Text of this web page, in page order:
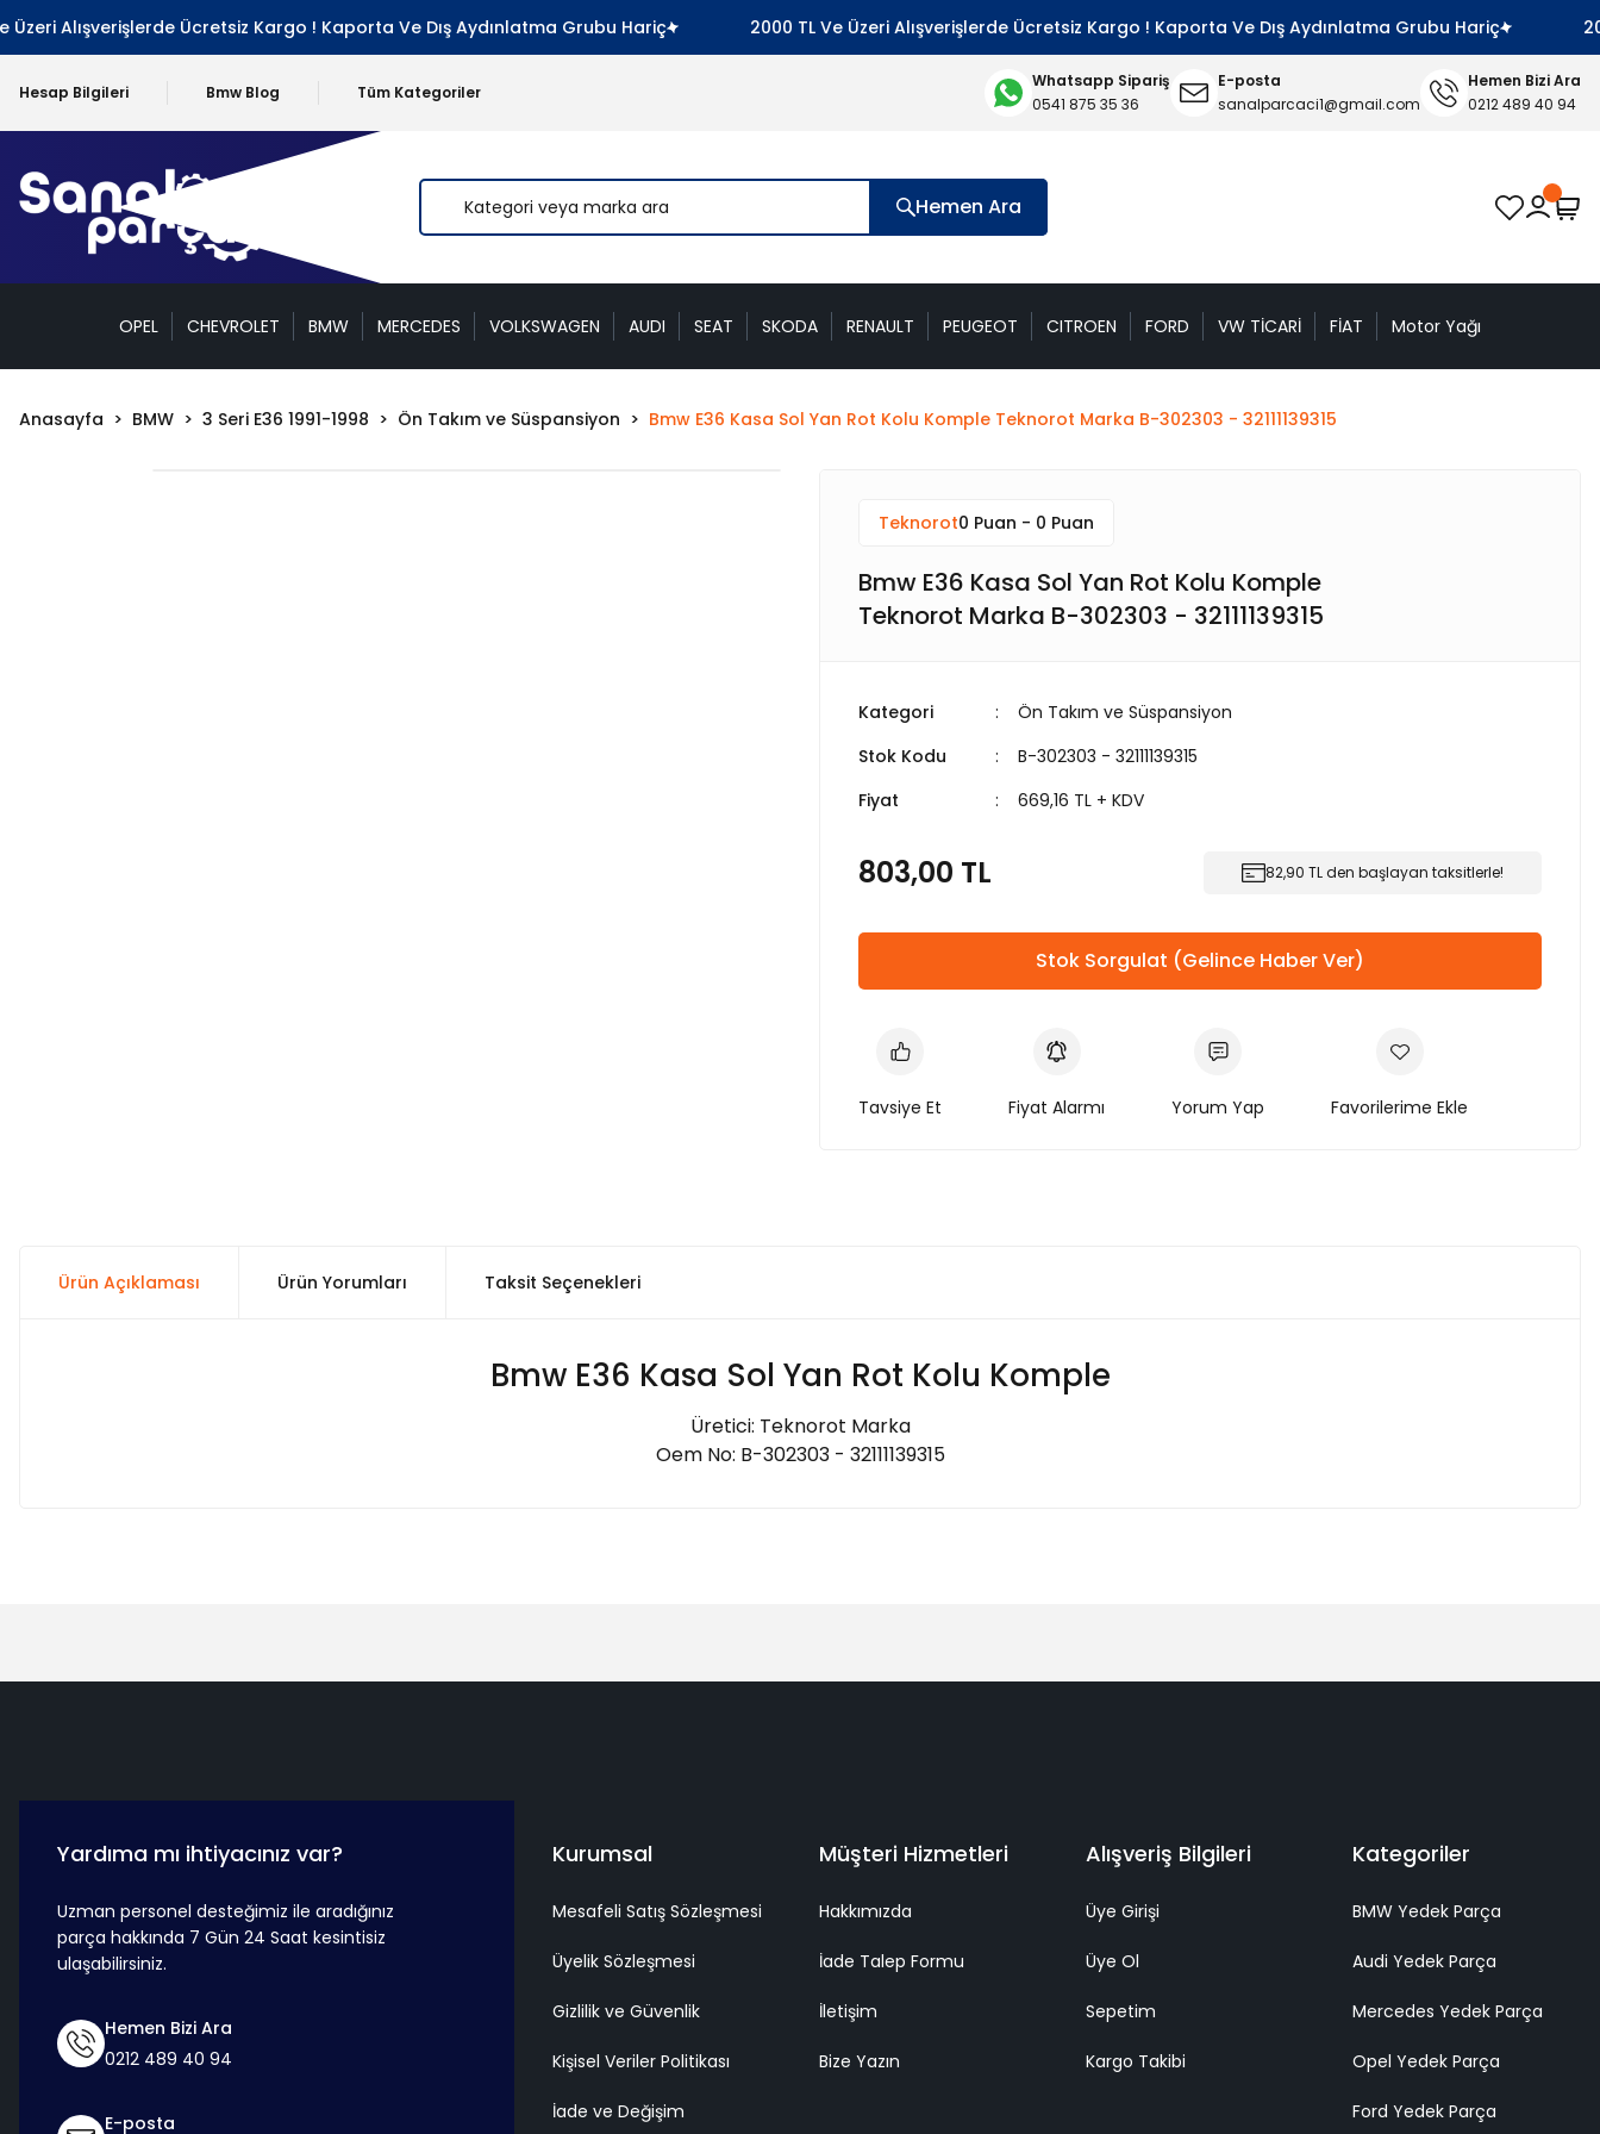
Alışverişlerde Ücretsiz Kargo ! Kaporta Ve Dış Aydınlatma Grubu Hariç 2000 TL Ve Üzeri Alışverişlerde Ücretsiz Kargo ! Kaporta Ve Dış Aydınlatma Grubu Hariç
Hesap Bilgileri Bmw Blog Tüm Kategoriler
Whatsapp Sipariş
0541 875 35 36
E-posta
sanalparcaci1@gmail.com
Hemen Bizi Ara
0212 489 40 94
Hemen Ara
OPEL CHEVROLET BMW MERCEDES VOLKSWAGEN AUDI SEAT SKODA RENAULT PEUGEOT CITROEN FORD VW TİCARİ FİAT Motor Yağı
Anasayfa BMW 3 Seri E36 1991-1998 Ön Takım ve Süspansiyon Bmw E36 Kasa Sol Yan Rot Kolu Komple Teknorot Marka B-302303 - 32111139315
Teknorot0 Puan - 0 Puan
Bmw E36 Kasa Sol Yan Rot Kolu Komple
Teknorot Marka B-302303 - 32111139315
Kategori
Ön Takım ve Süspansiyon
Stok Kodu
B-302303 - 32111139315
Fiyat
669,16 TL + KDV
803,00 TL 82,90 TL den başlayan taksitlerle!
Stok Sorgulat (Gelince Haber Ver)
Tavsiye Et Fiyat Alarmı Yorum Yap
Ürün Açıklaması Ürün Yorumları Taksit Seçenekleri
Bmw E36 Kasa Sol Yan Rot Kolu Komple
Üretici: Teknorot Marka
Oem No: B-302303 - 32111139315
Yardıma mı ihtiyacınız var?
Uzman personel desteğimiz ile aradığınız
parça hakkında 7 Gün 24 Saat kesintisiz
ulaşabilirsiniz.
Hemen Bizi Ara
0212 489 40 94
E-posta
Kurumsal
Mesafeli Satış Sözleşmesi
Üyelik Sözleşmesi
Gizlilik ve Güvenlik
Kişisel Veriler Politikası
İade ve Değişim
Müşteri Hizmetleri
Hakkımızda
İade Talep Formu
İletişim
Bize Yazın
Alışveriş Bilgileri
Üye Girişi
Üye Ol
Sepetim
Kargo Takibi
Kategoriler
BMW Yedek Parça
Audi Yedek Parça
Mercedes Yedek Parça
Opel Yedek Parça
Ford Yedek Parça